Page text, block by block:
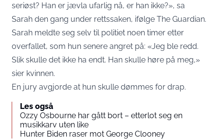
seriøst? Han er jævla ufarlig nå, er han ikke?», sa
Sarah den gang under rettssaken, ifølge The Guardian.
Sarah meldte seg selv til politiet noen timer etter
overfallet, som hun senere angret på: «Jeg ble redd.
Slik skulle det ikke ha endt. Han skulle høre på meg,»
sier kvinnen.
En jury avgjorde at hun skulle dømmes for drap.
Les også
Ozzy Osbourne har gått bort – etterlot seg en
musikkarv uten like
Hunter Biden raser mot George Clooney